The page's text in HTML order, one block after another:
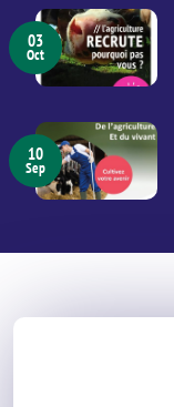
03
Oct
10
Sep